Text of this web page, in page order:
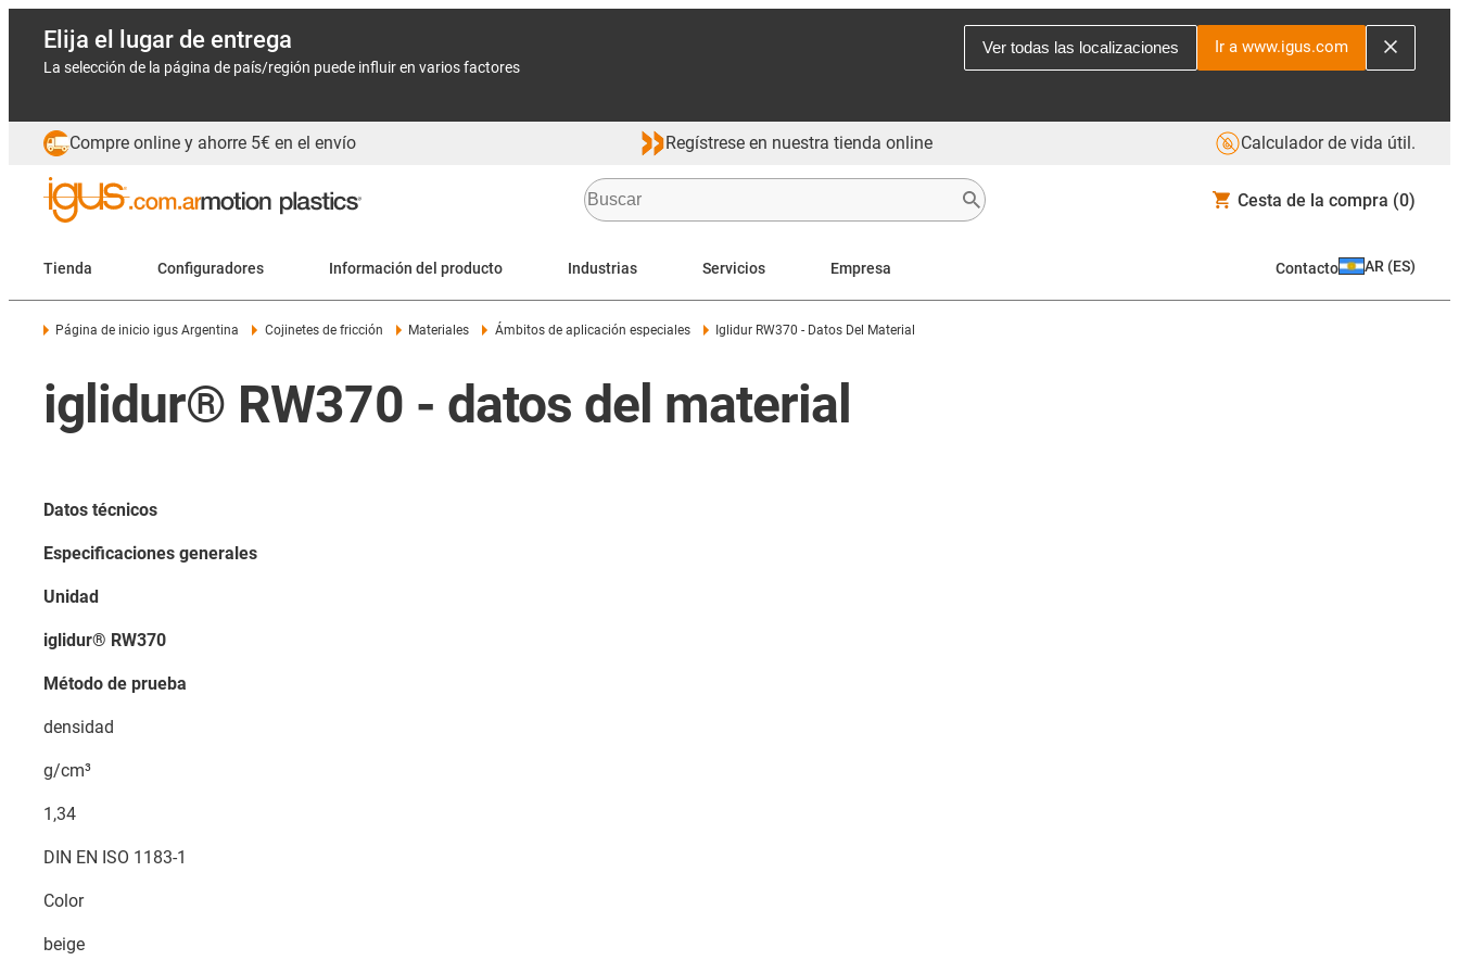
Elija el lugar de entrega
La selección de la página de país/región puede influir en varios factores
Ver todas las localizaciones Ir a www.igus.com
Compre online y ahorre 5€ en el envío Regístrese en nuestra tienda online Calculador de vida útil.
Cesta de la compra (0)
Tienda Configuradores Información del producto Industrias Servicios Empresa Contacto AR (ES)
Página de inicio igus Argentina Cojinetes de fricción Materiales Ámbitos de aplicación especiales Iglidur RW370 - Datos Del Material
iglidur® RW370 - datos del material
Datos técnicos
Especificaciones generales
Unidad
iglidur® RW370
Método de prueba
densidad
g/cm³
1,34
DIN EN ISO 1183-1
Color
beige